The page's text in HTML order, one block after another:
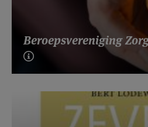
Beroepsvereniging